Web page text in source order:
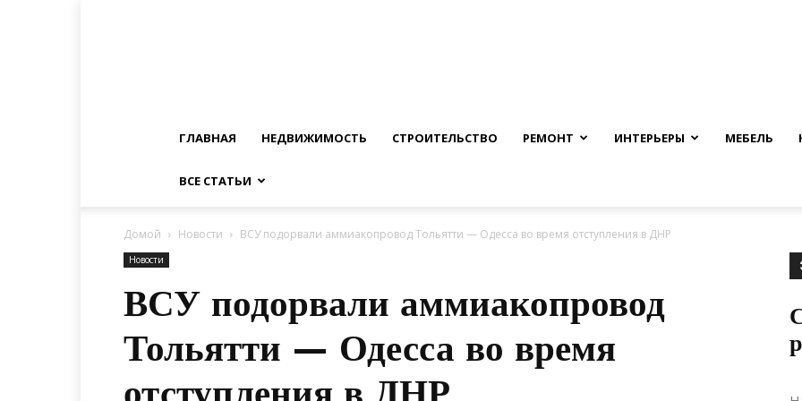
ГЛАВНАЯ НЕДВИЖИМОСТЬ СТРОИТЕЛЬСТВО РЕМОНТ ИНТЕРЬЕРЫ МЕБЕЛЬ
ВСЕ СТАТЬИ
Домой Новости ВСУ подорвали аммиакопровод Тольятти — Одесса во время отступления в ДНР
Новости
ВСУ подорвали аммиакопровод
Тольятти — Одесса во время